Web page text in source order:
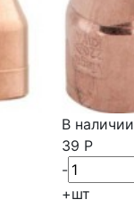
В наличии
39 Р
-
+шт